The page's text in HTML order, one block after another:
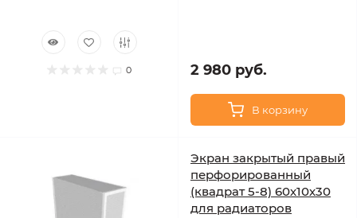
0 2 980 руб.
В корзину
Экран закрытый правый
перфорированный
(квадрат 5-8) 60х10х30
для радиаторов